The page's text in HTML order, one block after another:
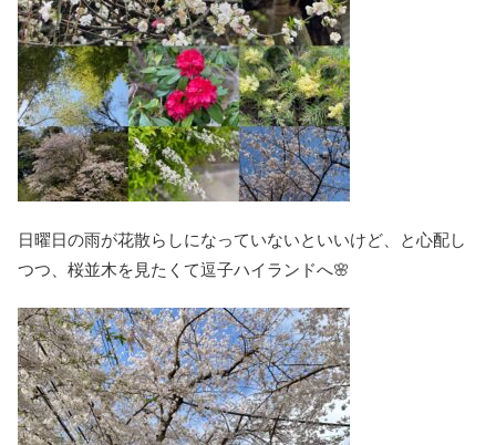
日曜日の雨が花散らしになっていないといいけど、と心配し
つつ、桜並木を見たくて逗子ハイランドへ🌸